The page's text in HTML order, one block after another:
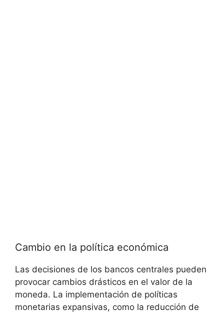
Cambio en la política‌ económica
Las‌ decisiones de​ los bancos centrales ⁢pueden
provocar cambios drásticos‌ en el valor de ⁣la
moneda. La implementación‍ de políticas
monetarias expansivas, como la reducción de